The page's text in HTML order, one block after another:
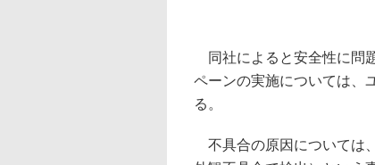
同社によると安全性に問
ペーンの実施については、
る。
不具合の原因については